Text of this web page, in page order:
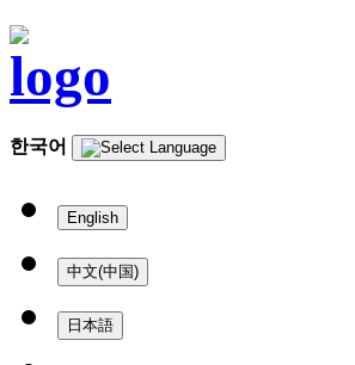
한국어
English
中文(中国)
日本語